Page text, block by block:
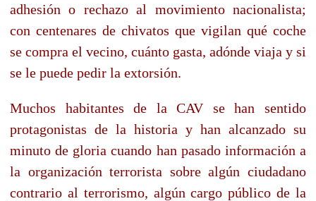
adhesión o rechazo al movimiento nacionalista;
con centenares de chivatos que vigilan qué coche
se compra el vecino, cuánto gasta, adónde viaja y si
se le puede pedir la extorsión.
Muchos habitantes de la CAV se han sentido
protagonistas de la historia y han alcanzado su
minuto de gloria cuando han pasado información a
la organización terrorista sobre algún ciudadano
contrario al terrorismo, algún cargo público de la